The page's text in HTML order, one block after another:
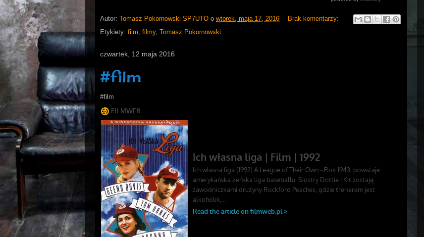
Autor: Tomasz Pokornowski SP7UTO o wtorek, maja 17, 2016
Brak komentarzy:
Etykiety: film, filmy, Tomasz Pokornowski
czwartek, 12 maja 2016
#film
#film